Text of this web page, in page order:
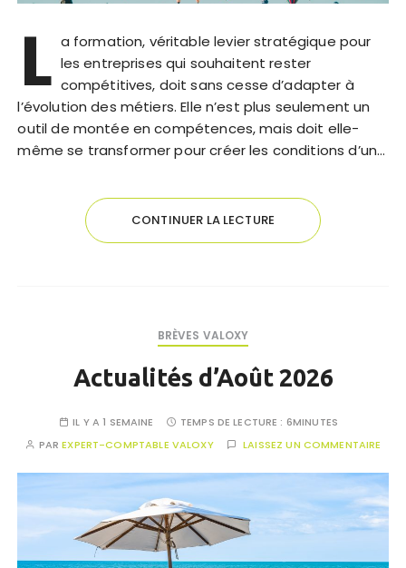
L a formation, véritable levier stratégique pour
les entreprises qui souhaitent rester
compétitives, doit sans cesse d’adapter à
l’évolution des métiers. Elle n’est plus seulement un
outil de montée en compétences, mais doit elle-
même se transformer pour créer les conditions d’un…
CONTINUER LA LECTURE
BRÈVES VALOXY
Actualités d’Août 2026
IL Y A 1 SEMAINE TEMPS DE LECTURE : 6MINUTES
PAREXPERT-COMPTABLE VALOXY LAISSEZ UN COMMENTAIRE